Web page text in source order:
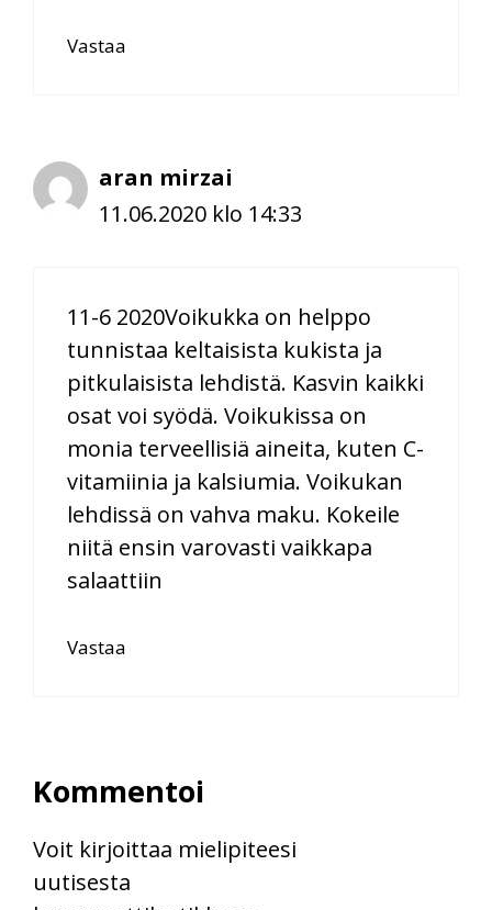
Vastaa
aran mirzai
11.06.2020 klo 14:33
11-6 2020Voikukka on helppo
tunnistaa keltaisista kukista ja
pitkulaisista lehdistä. Kasvin kaikki
osat voi syödä. Voikukissa on
monia terveellisiä aineita, kuten C-
vitamiinia ja kalsiumia. Voikukan
lehdissä on vahva maku. Kokeile
niitä ensin varovasti vaikkapa
salaattiin
Vastaa
Kommentoi
Voit kirjoittaa mielipiteesi
uutisesta